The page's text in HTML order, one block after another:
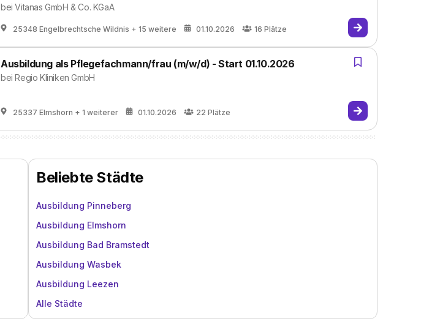
beiVitanas GmbH & Co. KGaA
25348 Engelbrechtsche Wildnis + 15 weitere 01.10.2026 16 Plätze
Ausbildung als Pflegefachmann/frau (m/w/d) - Start 01.10.2026
beiRegio Kliniken GmbH
25337 Elmshorn + 1 weiterer 01.10.2026 22 Plätze
Beliebte Städte
Ausbildung Pinneberg
Ausbildung Elmshorn
Ausbildung Bad Bramstedt
Ausbildung Wasbek
Ausbildung Leezen
Alle Städte